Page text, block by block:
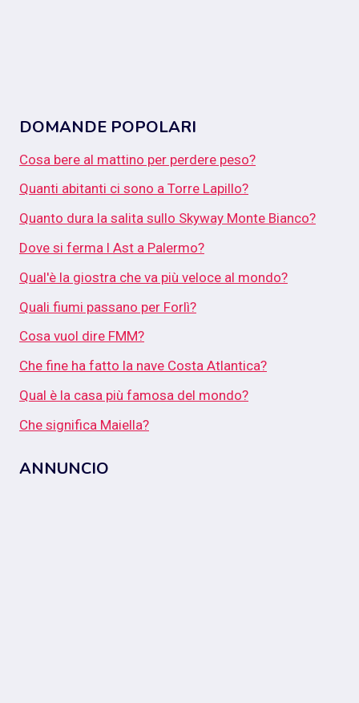
DOMANDE POPOLARI
Cosa bere al mattino per perdere peso?
Quanti abitanti ci sono a Torre Lapillo?
Quanto dura la salita sullo Skyway Monte Bianco?
Dove si ferma l Ast a Palermo?
Qual'è la giostra che va più veloce al mondo?
Quali fiumi passano per Forlì?
Cosa vuol dire FMM?
Che fine ha fatto la nave Costa Atlantica?
Qual è la casa più famosa del mondo?
Che significa Maiella?
ANNUNCIO